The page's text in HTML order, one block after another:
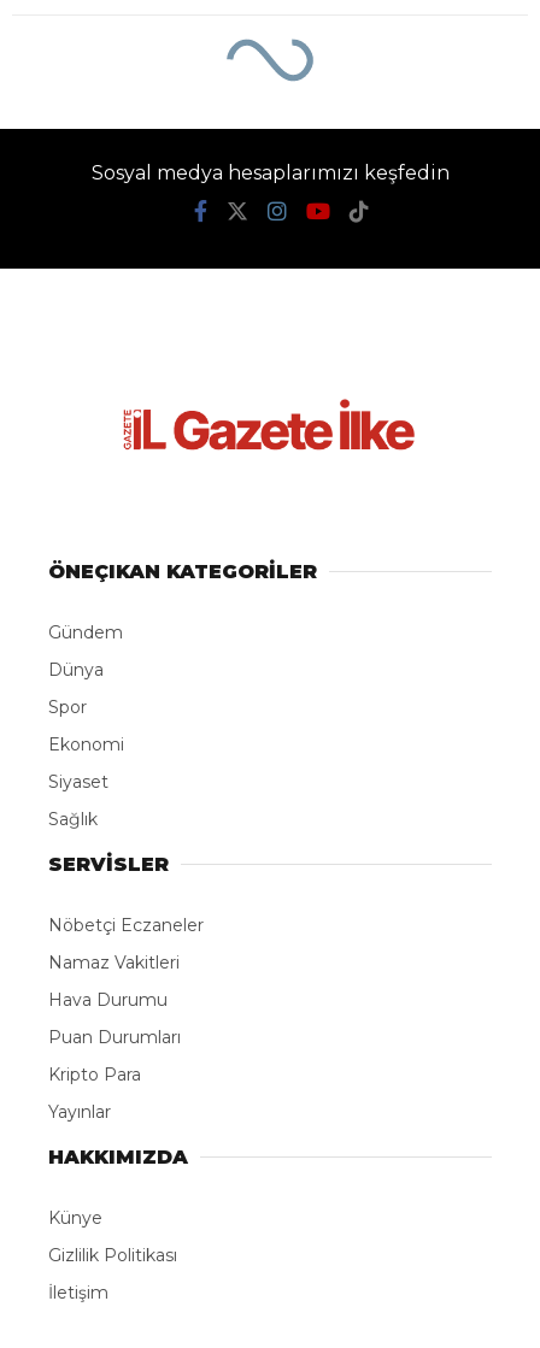
Sosyal medya hesaplarımızı keşfedin
ÖNEÇIKAN KATEGORİLER
Gündem
Dünya
Spor
Ekonomi
Siyaset
Sağlık
SERVİSLER
Nöbetçi Eczaneler
Namaz Vakitleri
Hava Durumu
Puan Durumları
Kripto Para
Yayınlar
HAKKIMIZDA
Künye
Gizlilik Politikası
İletişim